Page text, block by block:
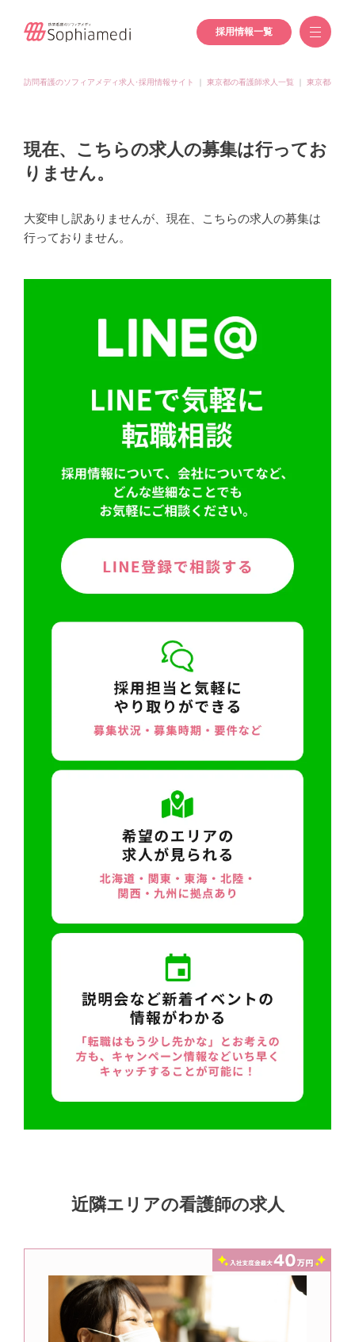
採用情報一覧
訪問看護のソフィアメディ求人･採用情報サイト 東京都の看護師求人一覧 東京都(品川
現在、こちらの求人の募集は行ってお
りません。
大変申し訳ありませんが、現在、こちらの求人の募集は
行っておりません。
近隣エリアの看護師の求人